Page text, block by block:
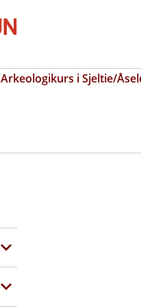
Arkeologikurs i Sjeltie/